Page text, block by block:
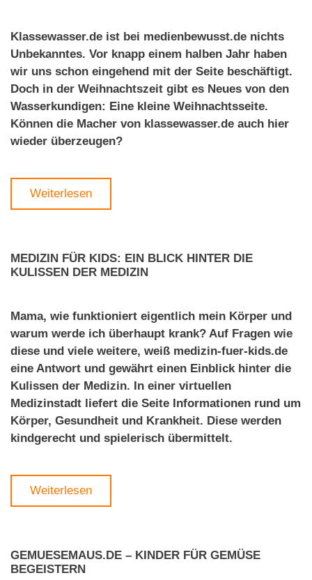
Klassewasser.de ist bei medienbewusst.de nichts
Unbekanntes. Vor knapp einem halben Jahr haben
wir uns schon eingehend mit der Seite beschäftigt.
Doch in der Weihnachtszeit gibt es Neues von den
Wasserkundigen: Eine kleine Weihnachtsseite.
Können die Macher von klassewasser.de auch hier
wieder überzeugen?
Weiterlesen
MEDIZIN FÜR KIDS: EIN BLICK HINTER DIE
KULISSEN DER MEDIZIN
Mama, wie funktioniert eigentlich mein Körper und
warum werde ich überhaupt krank? Auf Fragen wie
diese und viele weitere, weiß medizin-fuer-kids.de
eine Antwort und gewährt einen Einblick hinter die
Kulissen der Medizin. In einer virtuellen
Medizinstadt liefert die Seite Informationen rund um
Körper, Gesundheit und Krankheit. Diese werden
kindgerecht und spielerisch übermittelt.
Weiterlesen
GEMUESEMAUS.DE – KINDER FÜR GEMÜSE
BEGEISTERN